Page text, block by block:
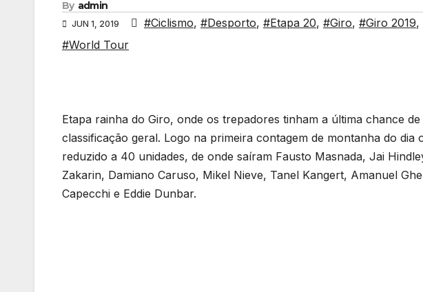
By admin
JUN 1, 2019 #Ciclismo, #Desporto, #Etapa 20, #Giro, #Giro 2019,
#World Tour
Etapa rainha do Giro, onde os trepadores tinham a última chance
classificação geral. Logo na primeira contagem de montanha do
reduzido a 40 unidades, de onde saíram Fausto Masnada, Jai
Zakarin, Damiano Caruso, Mikel Nieve, Tanel Kangert, Amanuel
Capecchi e Eddie Dunbar.